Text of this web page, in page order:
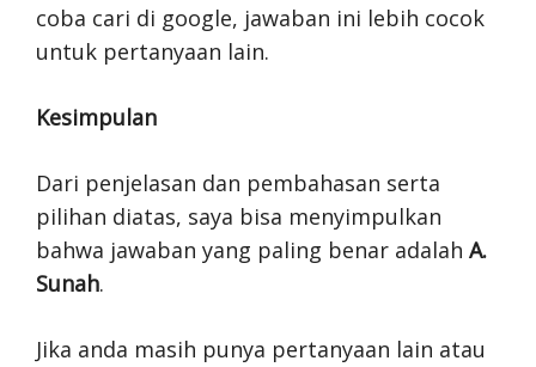
coba cari di google, jawaban ini lebih cocok
untuk pertanyaan lain.
Kesimpulan
Dari penjelasan dan pembahasan serta
pilihan diatas, saya bisa menyimpulkan
bahwa jawaban yang paling benar adalah A.
Sunah.
Jika anda masih punya pertanyaan lain atau